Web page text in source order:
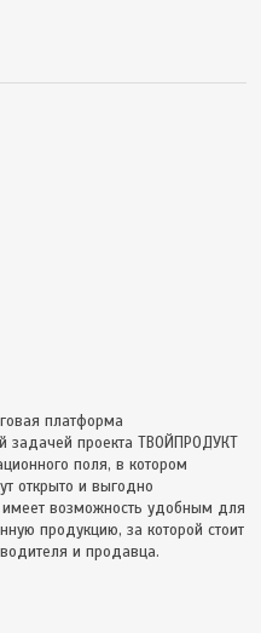
платформа
задачей проекта ТВОЙПРОДУКТ
поля, в котором
открыто и выгодно
имеет возможность удобным для
продукцию, за которой стоит
и продавца.